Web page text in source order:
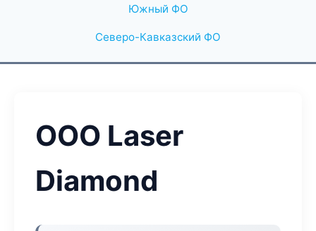
Южный ФО
Северо-Кавказский ФО
ООО Laser
Diamond